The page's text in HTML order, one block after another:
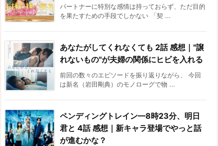
パートナーに特別な感情は持っておらず、ただ目的
を果たすための手段でしかない 「契 ...
あなたがしてくれなくても 2話 感想｜"譲
れないもの"が夫婦の関係にヒビを入れる
前回の数々のエピソードを振り返りながら、 今回
は新名（岩田剛典）のモノローグで物 ...
ペンディングトレイン—8時23分、明日
君と 4話 感想｜新キャラ登場でやっと話
が進むかな？